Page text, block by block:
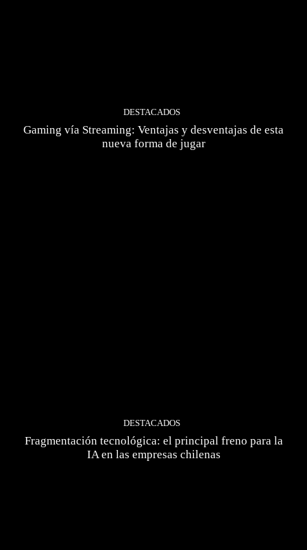
DESTACADOS
Gaming vía Streaming: Ventajas y desventajas de esta
nueva forma de jugar
DESTACADOS
Fragmentación tecnológica: el principal freno para la
IA en las empresas chilenas